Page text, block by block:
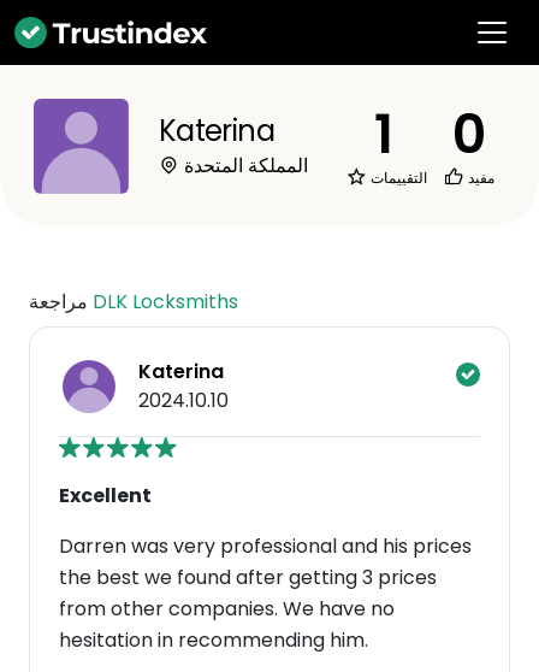
Katerina
المملكة المتحدة 1
التقييمات
0
مفيد
DLK Locksmiths
Katerina
2024.10.10
Excellent
Darren was very professional and his prices
the best we found after getting 3 prices
from other companies. We have no
hesitation in recommending him.